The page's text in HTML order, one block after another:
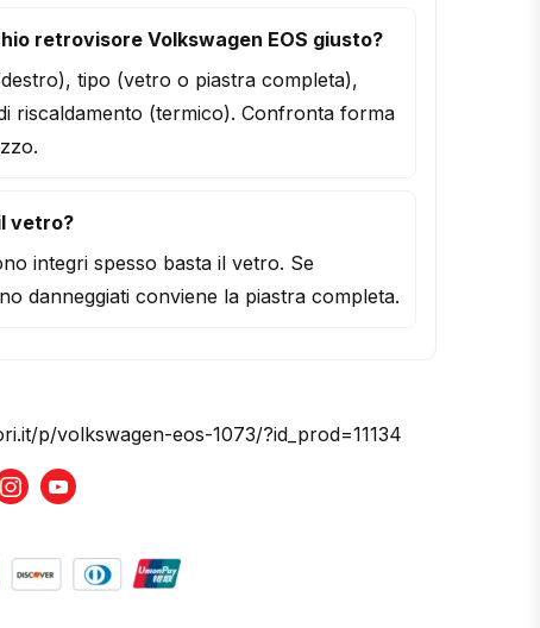
retrovisore Volkswagen EOS giusto?
tipo (vetro o piastra completa),
riscaldamento (termico). Confronta forma
vetro?
integri spesso basta il vetro. Se
danneggiati conviene la piastra completa.
p/volkswagen-eos-1073/?id_prod=11134
InstagramYoutube